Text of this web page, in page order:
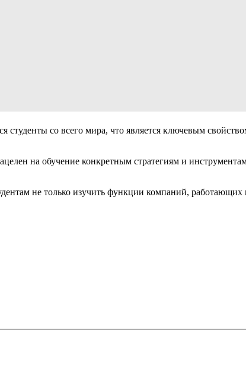
студенты со всего мира, что является ключевым
на обучение конкретным стратегиям и
не только изучить функции компаний,